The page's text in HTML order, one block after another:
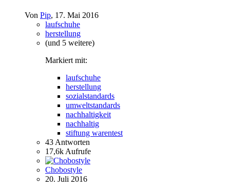
Von Pip, 17. Mai 2016
laufschuhe
herstellung
(und 5 weitere)
Markiert mit:
laufschuhe
herstellung
sozialstandards
umweltstandards
nachhaltigkeit
nachhaltig
stiftung warentest
43 Antworten
17,6k Aufrufe
Chobostyle
20. Juli 2016